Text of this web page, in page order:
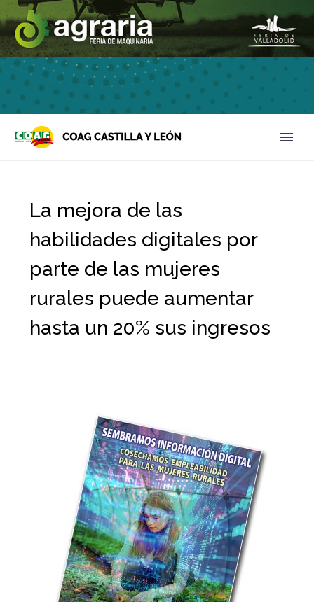
La mejora de las
habilidades digitales por
parte de las mujeres
rurales puede aumentar
hasta un 20% sus ingresos